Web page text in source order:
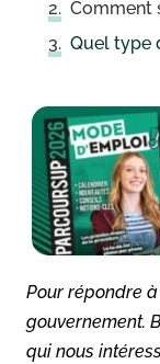
Comment
Quel type
Pour répondre
gouvernement.
qui nous